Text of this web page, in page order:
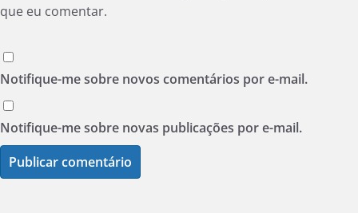
que eu comentar.
Notifique-me sobre novos comentários por e-mail.
Notifique-me sobre novas publicações por e-mail.